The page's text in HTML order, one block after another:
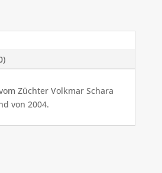
Züchter Volkmar Schara
von 2004.